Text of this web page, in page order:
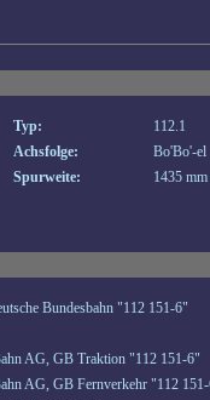
Typ:
112.1
Achsfolge:
Bo'Bo'-el
Spurweite: 1435 mm
Bundesbahn "112 151-6"
AG, GB Traktion "112 151-6"
AG, GB Fernverkehr "112